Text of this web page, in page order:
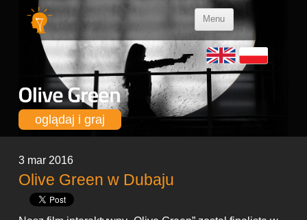
Menu
oglądaj i graj
3 mar 2016
Olive Green w Dubaju